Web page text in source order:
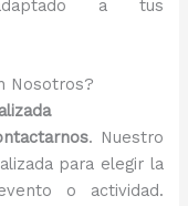
a tus
Nosotros?
. Nuestro
para elegir la
o actividad.